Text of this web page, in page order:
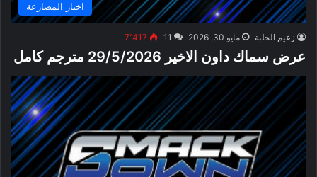
اخبار المصارعة
زعيم الحلبة مايو 30, 2026 11 7٬417
عرض سماك داون الاخير 29/5/2026 مترجم كامل